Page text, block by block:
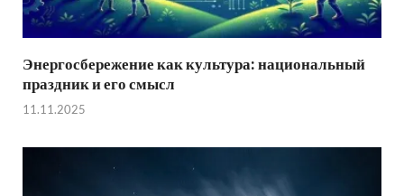
Энергосбережение как культура: национальный
праздник и его смысл
11.11.2025